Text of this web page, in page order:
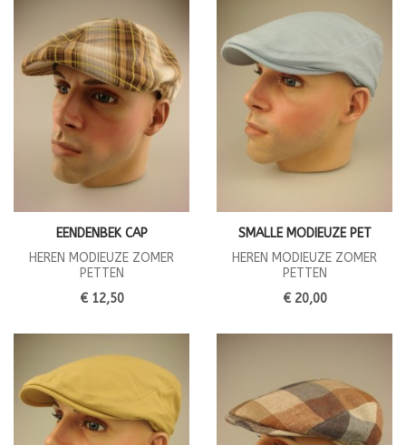
EENDENBEK CAP
HEREN MODIEUZE ZOMER
PETTEN
€ 12,50
SMALLE MODIEUZE PET
HEREN MODIEUZE ZOMER
PETTEN
€ 20,00